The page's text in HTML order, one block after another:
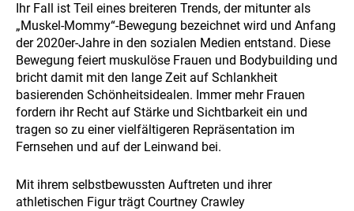
Ihr Fall ist Teil eines breiteren Trends, der mitunter als
„Muskel-Mommy“-Bewegung bezeichnet wird und Anfang
der 2020er-Jahre in den sozialen Medien entstand. Diese
Bewegung feiert muskulöse Frauen und Bodybuilding und
bricht damit mit den lange Zeit auf Schlankheit
basierenden Schönheitsidealen. Immer mehr Frauen
fordern ihr Recht auf Stärke und Sichtbarkeit ein und
tragen so zu einer vielfältigeren Repräsentation im
Fernsehen und auf der Leinwand bei.
Mit ihrem selbstbewussten Auftreten und ihrer
athletischen Figur trägt Courtney Crawley